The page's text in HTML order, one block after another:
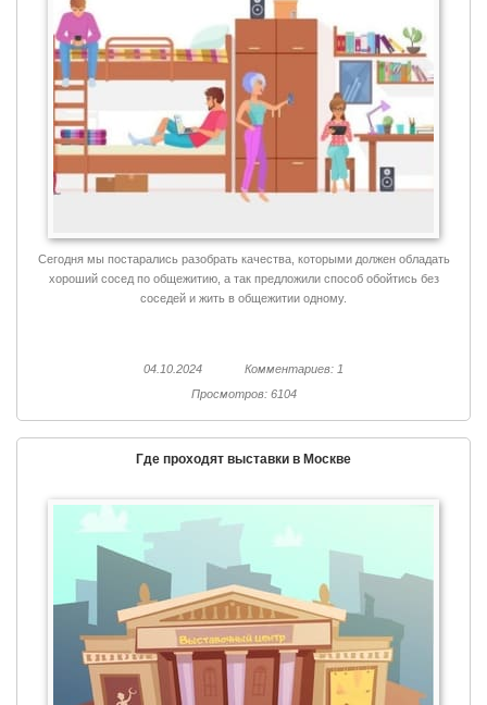
Сегодня мы постарались разобрать качества, которыми должен обладать
хороший сосед по общежитию, а так предложили способ обойтись без
соседей и жить в общежитии одному.
04.10.2024
Комментариев: 1
Просмотров: 6104
Где проходят выставки в Москве